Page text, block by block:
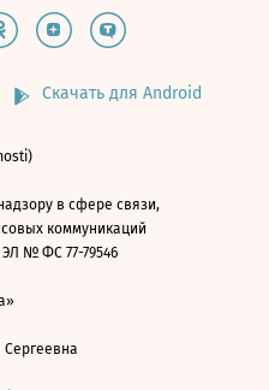
Скачать для Android
в сфере связи,
коммуникаций
ЭЛ № ФС 77-79546
Сергеевна